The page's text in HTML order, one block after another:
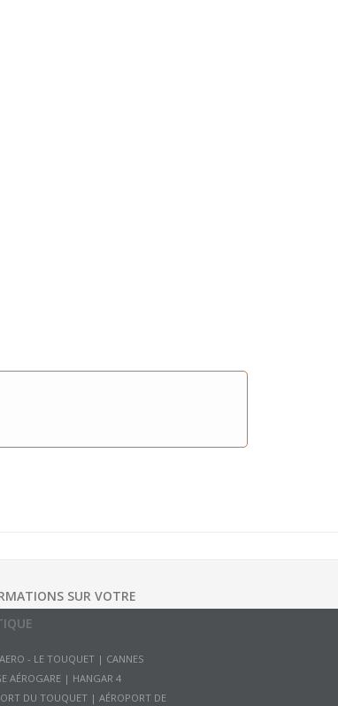
SUR VOTRE
- LE TOUQUET | CANNES
AÉROGARE | HANGAR 4
DU TOUQUET | AÉROPORT DE